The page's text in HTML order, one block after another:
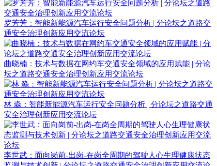
罗芳芳：智能新能源汽车运行安全问题分析 | 分论坛之道路交
通安全治理创新应用交流论坛
曲晓楠：技术与数据在网约车交通安全领域的应用赋能 | 分论
坛之道路交通安全治理创新应用交流论坛
林 淼：智能新能源汽车运行安全问题分析 | 分论坛之道路交通
安全治理创新应用交流论坛
李世武：面向岗前-出岗-在岗全周期的驾驶人心生理健康状态